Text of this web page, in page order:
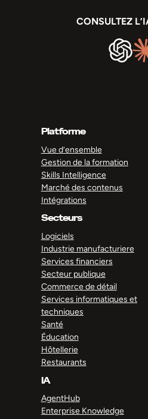
CONSULTEZ
Platforme
Vue d’ensemble
Gestion de la formation
Skills Intelligence
Marché des contenus
Intégrations
Secteurs
Logiciels
Industrie manufacturiere
Services financiers
Secteur publique
Commerce de détail
Services informatiques et
techniques
Santé
Éducation
Hôtellerie
Restaurants
IA
AgentHub
Enterprise Knowledge